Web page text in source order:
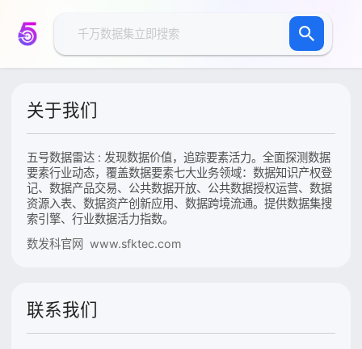
关于我们
五号数据雷达 : 发现数据价值，追踪要素活力。全面探测数据
要素行业动态，覆盖数据要素七大业务领域：数据知识产权登
记、数据产品交易、公共数据开放、公共数据授权运营、数据
资源入表、数据资产创新应用、数据跨境流通。提供数据集搜
索引擎、行业数据活力指数。
数发科官网 www.sfktec.com
联系我们